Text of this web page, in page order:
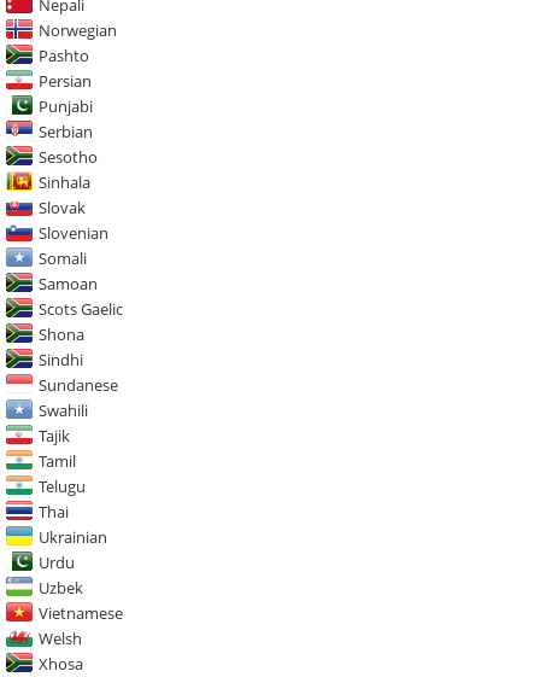
Norwegian
Pashto
Persian
Punjabi
Serbian
Sesotho
Sinhala
Slovak
Slovenian
Somali
Samoan
Scots Gaelic
Shona
Sindhi
Sundanese
Swahili
Tajik
Tamil
Telugu
Thai
Ukrainian
Urdu
Uzbek
Vietnamese
Welsh
Xhosa